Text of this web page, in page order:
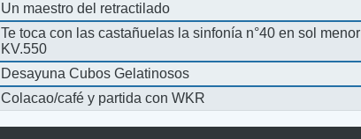
Un maestro del retractilado
Te toca con las castañuelas la sinfonía n°40 en sol menor
KV.550
Desayuna Cubos Gelatinosos
Colacao/café y partida con WKR